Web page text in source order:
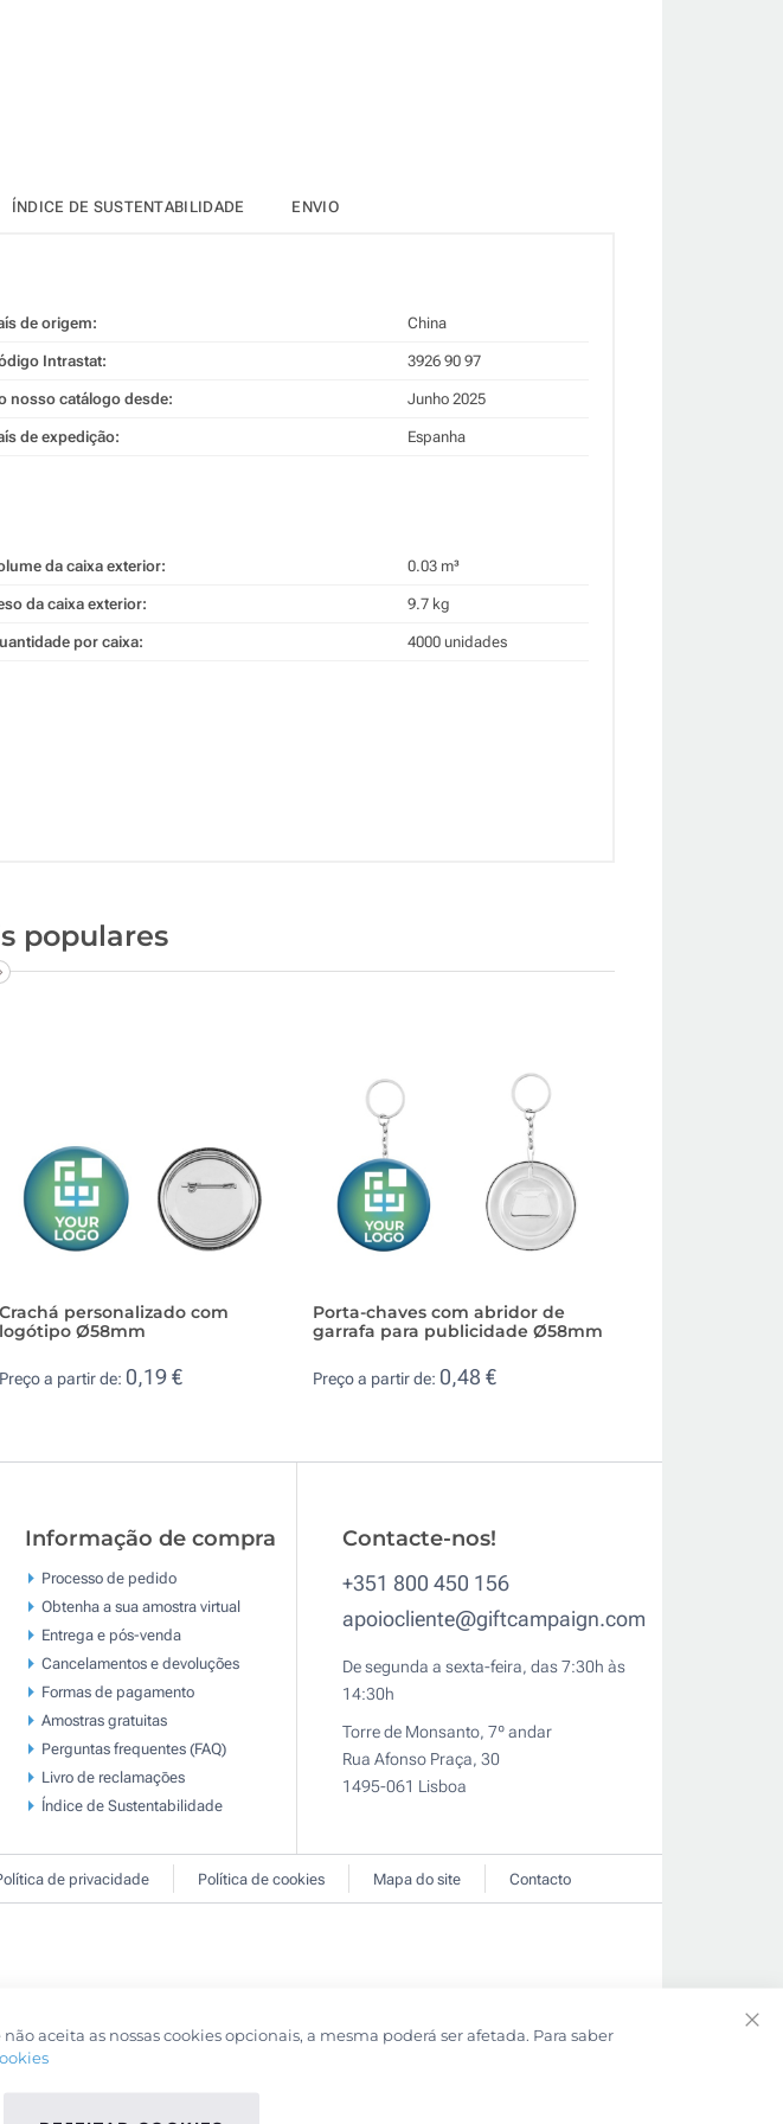
ÍNDICE DE SUSTENTABILIDADE ENVIO
de origem: China
Intrastat: 3926 90 97
nosso catálogo desde: Junho 2025
de expedição: Espanha
da caixa exterior: 0.03 m³
da caixa exterior: 9.7 kg
por caixa: 4000 unidades
populares
Crachá personalizado com
logótipo Ø58mm
Preço a partir de: 0,19 €
Porta-chaves com abridor de
garrafa para publicidade Ø58mm
Preço a partir de: 0,48 €
Informação de compra
Processo de pedido
Obtenha a sua amostra virtual
Entrega e pós-venda
Cancelamentos e devoluções
Formas de pagamento
Amostras gratuitas
Perguntas frequentes (FAQ)
Livro de reclamaçōes
Índice de Sustentabilidade
Contacte-nos!
+351 800 450 156
apoiocliente@giftcampaign.com
De segunda a sexta-feira, das 7:30h às
14:30h
Torre de Monsanto, 7º andar
Rua Afonso Praça, 30
1495-061 Lisboa
de privacidade Política de cookies Mapa do site Contacto
aceita as nossas cookies opcionais, a mesma poderá ser afetada. Para saber